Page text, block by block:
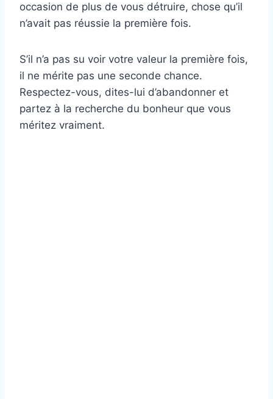
occasion de plus de vous détruire, chose qu’il
n’avait pas réussie la première fois.
S’il n’a pas su voir votre valeur la première fois,
il ne mérite pas une seconde chance.
Respectez-vous, dites-lui d’abandonner et
partez à la recherche du bonheur que vous
méritez vraiment.